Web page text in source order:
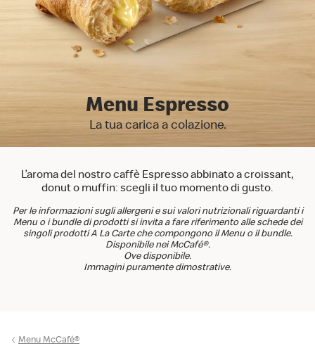
Menu Espresso
La tua carica a colazione.
L’aroma del nostro caffè Espresso abbinato a croissant,
donut o muffin: scegli il tuo momento di gusto.
Per le informazioni sugli allergeni e sui valori nutrizionali riguardanti i
Menu o i bundle di prodotti si invita a fare riferimento alle schede dei
singoli prodotti A La Carte che compongono il Menu o il bundle.
Disponibile nei McCafé®.
Ove disponibile.
Immagini puramente dimostrative.
Menu McCafé®